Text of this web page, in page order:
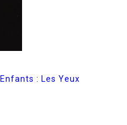
: Les Yeux